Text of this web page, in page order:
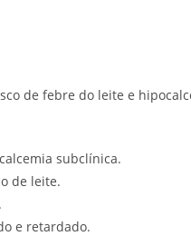
de febre do leite e
subclínica.
de leite.
e retardado.